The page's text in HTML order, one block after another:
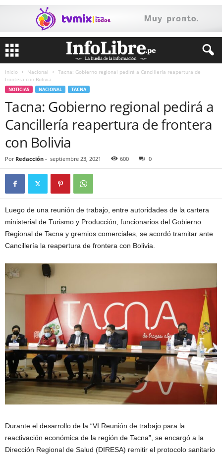
Inicio Nacional
Tacna: Gobierno regional pedirá a Cancillería reapertura de
frontera con Bolivia
NOTICIAS NACIONAL TACNA
Tacna: Gobierno regional pedirá a
Cancillería reapertura de frontera
con Bolivia
Por Redacción - septiembre 23, 2021 600 0
Luego de una reunión de trabajo, entre autoridades de la cartera
ministerial de Turismo y Producción, funcionarios del Gobierno
Regional de Tacna y gremios comerciales, se acordó tramitar ante
Cancillería la reapertura de frontera con Bolivia.
Durante el desarrollo de la “VI Reunión de trabajo para la
reactivación económica de la región de Tacna”, se encargó a la
Dirección Regional de Salud (DIRESA) remitir el protocolo sanitario